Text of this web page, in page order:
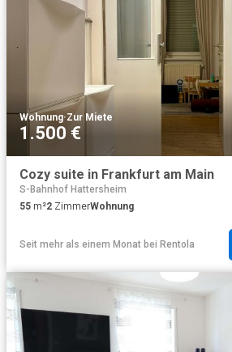
Wohnung·Zur Miete
1.500 €
Cozy suite in Frankfurt am Main
S-Bahnhof Hattersheim
55 m²2 ZimmerWohnung
Seit mehr als einem Monat bei Rentola